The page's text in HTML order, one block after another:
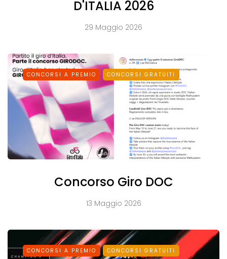
D'ITALIA 2026
29 Maggio 2026
CONCORSI A PREMIO CONCORSI GRATUITI
Concorso Giro DOC
13 Maggio 2026
CONCORSI A PREMIO CONCORSI GRATUITI